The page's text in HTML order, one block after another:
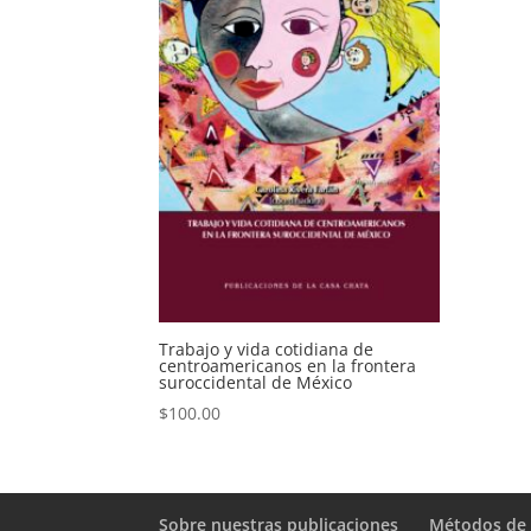
Trabajo y vida cotidiana de
centroamericanos en la frontera
suroccidental de México
$100.00
Sobre nuestras publicaciones Métodos de